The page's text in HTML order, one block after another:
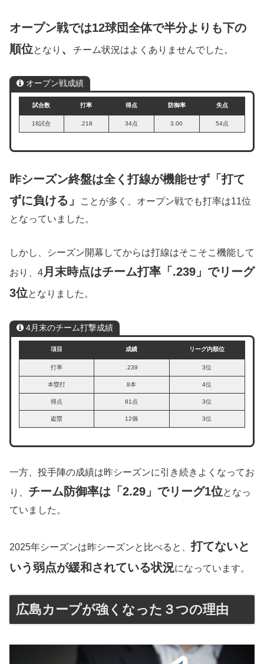
オープン戦では12球団全体で半分よりも下の
順位となり 、 チーム状況はよくありませんでした。
オープン戦成績
試合数 打率 得点 防御率 失点
18試合 .218 34点 3.00 54点
昨シーズン終盤は全く打線が機能せず「打て
ずに負ける」
ことが多く、オープン戦でも打率は11位
となっていました。
しかし、シーズン開幕してからは打線はそこそこ機能して
おり、4 月末時点はチーム打率「.239」でリーグ
3位となりました。
4月末のチーム打撃成績
項目 成績 リーグ内順位
打率 .239 3位
本塁打 8本 4位
得点 81点 3位
盗塁 12個 3位
一方、投手陣の成績は昨シーズンに引き続きよくなってお
り、 チーム防御率は「2.29」でリーグ1位となっ
ていました。
2025年シーズンは昨シーズンと比べると、 打てないと
いう弱点が緩和されている状況になっています。
広島カープが強くなった３つの理由